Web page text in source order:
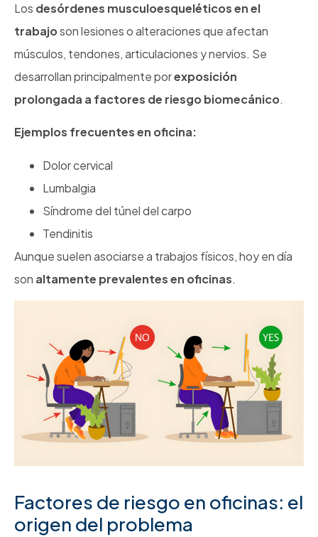
Los desórdenes musculoesqueléticos en el
trabajoson lesiones o alteraciones que afectan
músculos, tendones, articulaciones y nervios. Se
desarrollan principalmente porexposición
prolongada a factores de riesgo biomecánico.
Ejemplos frecuentes en oficina:
Dolor cervical
Lumbalgia
Síndrome del túnel del carpo
Tendinitis
Aunque suelen asociarse a trabajos físicos, hoy en día
son altamente prevalentes en oficinas.
Factores de riesgo en oficinas: el
origen del problema